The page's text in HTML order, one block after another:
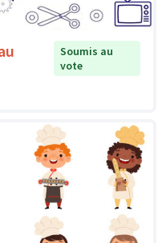
Soumis au
vote